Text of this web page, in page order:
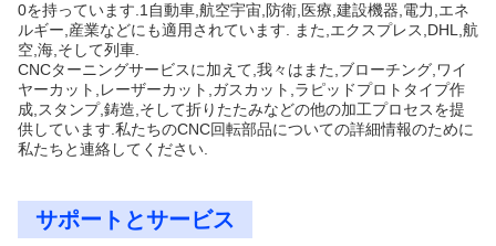
0を持っています.1自動車,航空宇宙,防衛,医療,建設機器,電力,エネ
ルギー,産業などにも適用されています. また,エクスプレス,DHL,航
空,海,そして列車.
CNCターニングサービスに加えて,我々はまた,ブローチング,ワイ
ヤーカット,レーザーカット,ガスカット,ラピッドプロトタイプ作
成,スタンプ,鋳造,そして折りたたみなどの他の加工プロセスを提
供しています.私たちのCNC回転部品についての詳細情報のために
私たちと連絡してください.
サポートとサービス